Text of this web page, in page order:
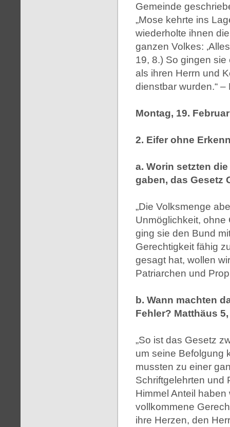
Gemeinde
„Mose kehrte ins
wiederholte ihnen
ganzen Volkes:
19, 8.) So gingen
als ihren Herrn und
dienstbar wurden.“
Montag, 19. Februar
2. Eifer ohne
a. Worin setzten
gaben, das Gesetz
„Die Volksmenge
Unmöglichkeit, ohne
ging sie den Bund
Gerechtigkeit fähig
gesagt hat, wollen
Patriarchen und
b. Wann machten
Fehler? Matthäus
„So ist das Gesetz
um seine Befolgung
mussten zu einer
Schriftgelehrten und
Himmel Anteil
vollkommene
ihre Herzen, den